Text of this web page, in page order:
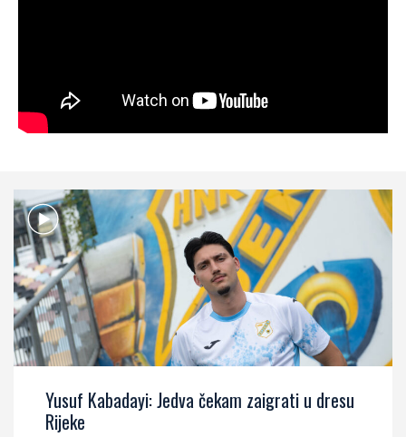
Yusuf Kabadayi: Jedva čekam zaigrati u dresu
Rijeke